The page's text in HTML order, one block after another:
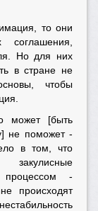
то они
Но для них
в стране не
чтобы
может [быть
не поможет -
в том, что
процессом -
происходят